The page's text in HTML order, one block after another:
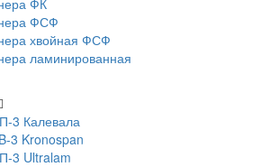
ФК
ФСФ
хвойная ФСФ
ламинированная
3 Калевала
3 Kronospan
3 Ultralam